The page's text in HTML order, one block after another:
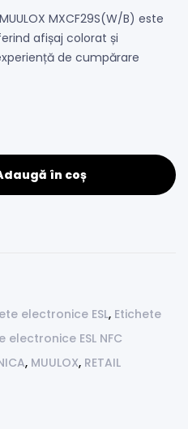
MXCF29S(W/B) este
afișaj colorat și
de cumpărare
în coș
electronice ESL, Etichete
electronice ESL NFC
, MUULOX, RETAIL